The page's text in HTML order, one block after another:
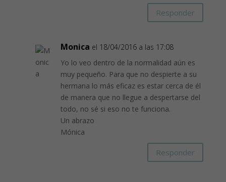
Responder
Monica el 18/04/2016 a las 17:08
Yo lo veo dentro de la normalidad aún es
muy pequeño. Para que no despierte a su
hermana lo más eficaz es estar cerca de él
de manera que no llegue a despertarse del
todo, no sé si eso no te funciona.
Un abrazo
Mónica
Responder